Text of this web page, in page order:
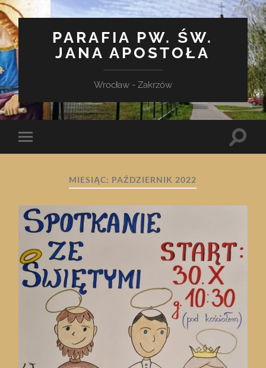
PARAFIA PW. ŚW.
JANA APOSTOŁA
Wrocław - Zakrzów
Toggle
mobile
Toggle
MIESIĄC: PAŹDZIERNIK 2022